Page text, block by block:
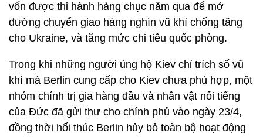
vốn được thi hành hàng chục năm qua để mở
đường chuyển giao hàng nghìn vũ khí chống tăng
cho Ukraine, và tăng mức chi tiêu quốc phòng.
Trong khi những người ủng hộ Kiev chỉ trích số vũ
khí mà Berlin cung cấp cho Kiev chưa phù hợp, một
nhóm chính trị gia hàng đầu và nhân vật nổi tiếng
của Đức đã gửi thư cho chính phủ vào ngày 23/4,
đồng thời hối thúc Berlin hủy bỏ toàn bộ hoạt động